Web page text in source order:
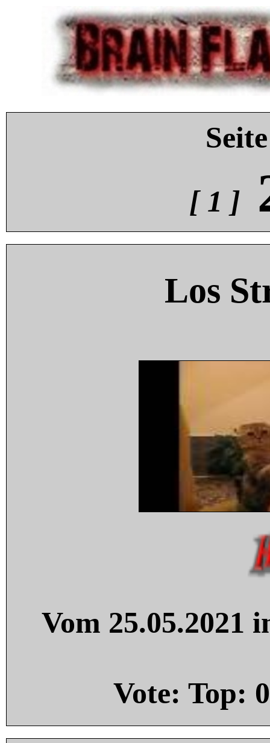
[ 1 ]
Los
Vom 25.05.2021
Vote: Top: 0